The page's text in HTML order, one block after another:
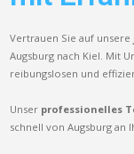
Vertrauen Sie auf unsere
Augsburg nach Kiel. Mit
reibungslosen und
Unser professionelles
schnell von Augsburg an